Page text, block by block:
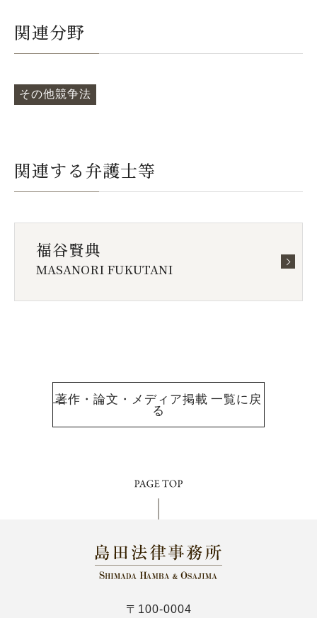
関連分野
その他競争法
関連する弁護士等
福谷賢典
MASANORI FUKUTANI
著作・論文・メディア掲載 一覧に戻
る
〒100-0004